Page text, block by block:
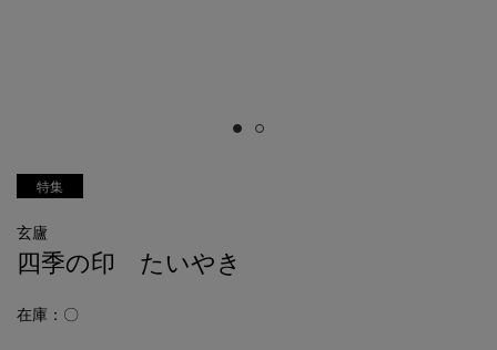
特集
玄廬
四季の印 たいやき
在庫：〇